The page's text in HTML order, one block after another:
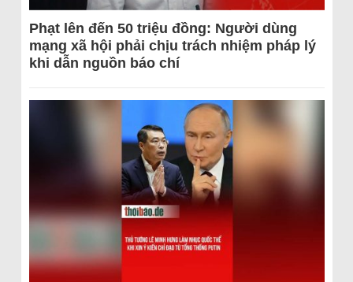
Phạt lên đến 50 triệu đồng: Người dùng
mạng xã hội phải chịu trách nhiệm pháp lý
khi dẫn nguồn báo chí